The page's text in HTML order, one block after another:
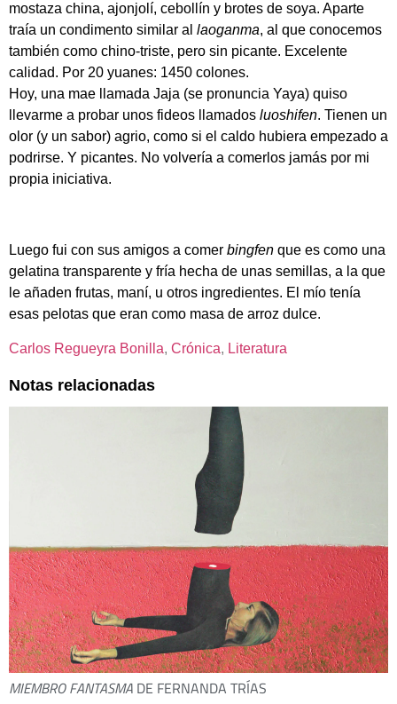
mostaza china, ajonjolí, cebollín y brotes de soya. Aparte
traía un condimento similar al laoganma, al que conocemos
también como chino-triste, pero sin picante. Excelente
calidad. Por 20 yuanes: 1450 colones.
Hoy, una mae llamada Jaja (se pronuncia Yaya) quiso
llevarme a probar unos fideos llamados luoshifen. Tienen un
olor (y un sabor) agrio, como si el caldo hubiera empezado a
podrirse. Y picantes. No volvería a comerlos jamás por mi
propia iniciativa.
Luego fui con sus amigos a comer bingfen que es como una
gelatina transparente y fría hecha de unas semillas, a la que
le añaden frutas, maní, u otros ingredientes. El mío tenía
esas pelotas que eran como masa de arroz dulce.
Carlos Regueyra Bonilla, Crónica, Literatura
Notas relacionadas
MIEMBRO FANTASMA DE FERNANDA TRÍAS